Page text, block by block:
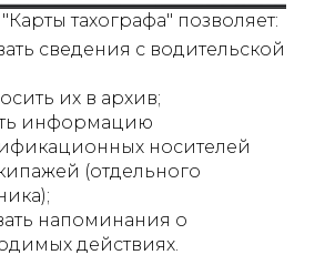
тахографа" позволяет:
сведения с водительской
их в архив;
информацию
носителей
(отдельного
напоминания о
действиях.